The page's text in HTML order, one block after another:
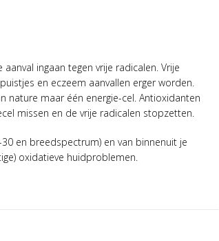
ingaan tegen vrije radicalen. Vrije
en eczeem aanvallen erger worden.
nature maar één energie-cel. Antioxidanten
missen en de vrije radicalen stopzetten.
en breedspectrum) en van binnenuit je
oxidatieve huidproblemen.